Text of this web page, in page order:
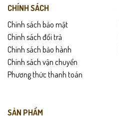
CHÍNH SÁCH
Chính sách bảo mật
Chính sách đổi trả
Chính sách bảo hành
Chính sách vận chuyển
Phương thức thanh toán
SẢN PHẨM